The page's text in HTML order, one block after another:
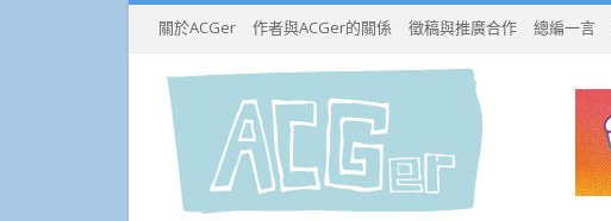
關於ACGer 作者與ACGer的關係 徵稿與推廣合作 總編一言